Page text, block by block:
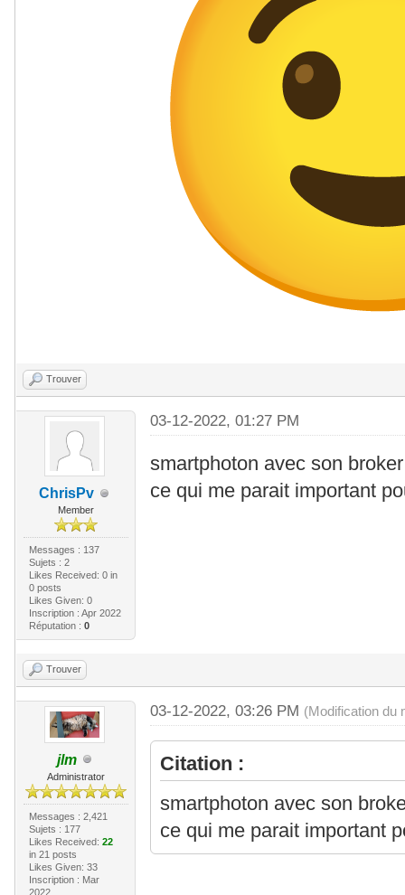
Trouver
ChrisPv
Member
Messages : 137
Sujets : 2
Likes Received: 0in
0 posts
Likes Given: 0
Inscription : Apr 2022
Réputation : 0
03-12-2022, 01:27 PM
smartphoton avec son
ce qui me parait important
Trouver
jlm
Administrator
Messages : 2,421
Sujets : 177
Likes Received: 22
in 21 posts
Likes Given: 33
Inscription : Mar
2022
03-12-2022, 03:26 PM (Modification du
Citation :
smartphoton avec son
ce qui me parait important